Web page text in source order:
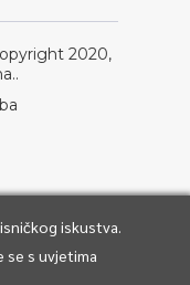
2020,
iskustva.
se s uvjetima